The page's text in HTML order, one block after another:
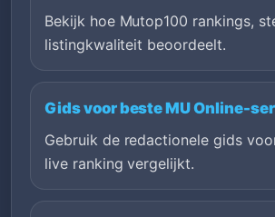
Bekijk hoe Mutop100 rankings,
listingkwaliteit beoordeelt.
Gids voor beste MU Online-
Gebruik de redactionele gids
live ranking vergelijkt.